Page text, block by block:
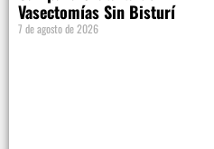
Vasectomías Sin Bisturí
7 de agosto de 2026